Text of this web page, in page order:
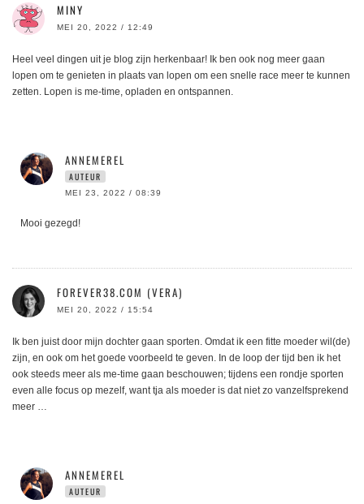
MINY
MEI 20, 2022 / 12:49
Heel veel dingen uit je blog zijn herkenbaar! Ik ben ook nog meer gaan
lopen om te genieten in plaats van lopen om een snelle race meer te kunnen
zetten. Lopen is me-time, opladen en ontspannen.
ANNEMEREL
AUTEUR
MEI 23, 2022 / 08:39
Mooi gezegd!
FOREVER38.COM (VERA)
MEI 20, 2022 / 15:54
Ik ben juist door mijn dochter gaan sporten. Omdat ik een fitte moeder wil(de)
zijn, en ook om het goede voorbeeld te geven. In de loop der tijd ben ik het
ook steeds meer als me-time gaan beschouwen; tijdens een rondje sporten
even alle focus op mezelf, want tja als moeder is dat niet zo vanzelfsprekend
meer …
ANNEMEREL
AUTEUR